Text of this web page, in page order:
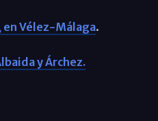
en Vélez-Málaga.
y Árchez.